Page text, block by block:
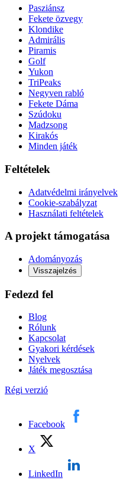
Pasziánsz
Fekete özvegy
Klondike
Admirális
Piramis
Golf
Yukon
TriPeaks
Negyven rabló
Fekete Dáma
Szúdoku
Madzsong
Kirakós
Minden játék
Feltételek
Adatvédelmi irányelvek
Cookie-szabályzat
Használati feltételek
A projekt támogatása
Adományozás
Visszajelzés
Fedezd fel
Blog
Rólunk
Kapcsolat
Gyakori kérdések
Nyelvek
Játék megosztása
Régi verzió
Facebook
X
LinkedIn